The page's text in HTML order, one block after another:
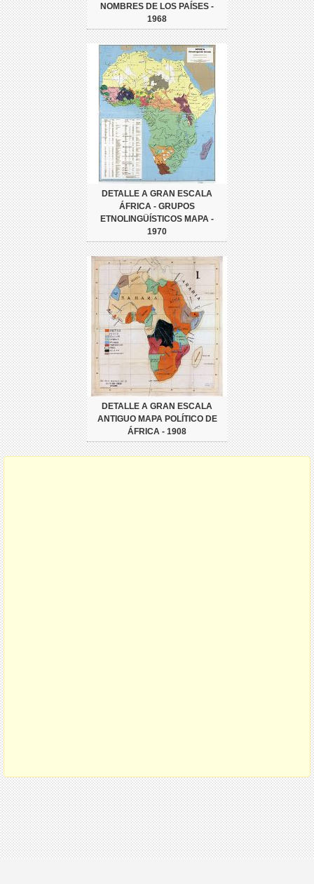
NOMBRES DE LOS PAÍSES -
1968
DETALLE A GRAN ESCALA
ÁFRICA - GRUPOS
ETNOLINGÜÍSTICOS MAPA -
1970
DETALLE A GRAN ESCALA
ANTIGUO MAPA POLÍTICO DE
ÁFRICA - 1908